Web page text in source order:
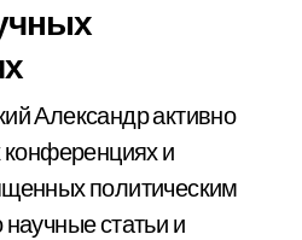
Александр активно
конференциях и
политическим
статьи и